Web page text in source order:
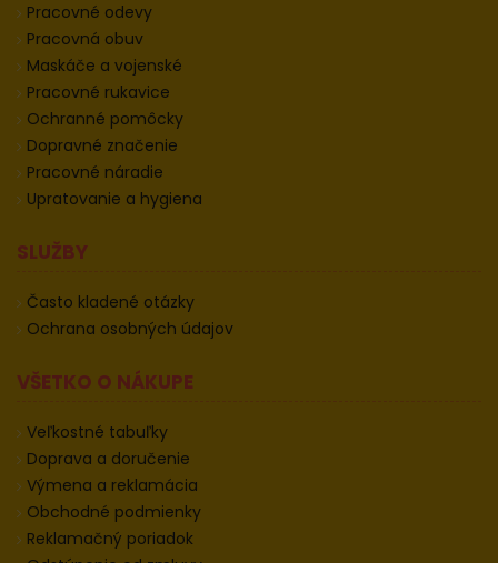
Pracovné odevy
Pracovná obuv
Maskáče a vojenské
Pracovné rukavice
Ochranné pomôcky
Dopravné značenie
Pracovné náradie
Upratovanie a hygiena
SLUŽBY
Často kladené otázky
Ochrana osobných údajov
VŠETKO O NÁKUPE
Veľkostné tabuľky
Doprava a doručenie
Výmena a reklamácia
Obchodné podmienky
Reklamačný poriadok